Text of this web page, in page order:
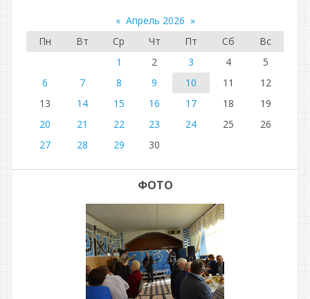
« Апрель 2026 »
Пн
Вт Ср Чт Пт Сб
Вс
1
2 3 4
5
6
7 8 9 10 11
12
13
14 15 16 17 18
19
20
21 22 23 24 25
26
27
28 29 30
ФОТО